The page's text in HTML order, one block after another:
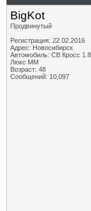
BigKot
Продвинутый
Регистрация: 22.02.2016
Адрес: Новосибирск
Автомобиль: СВ Кросс
Люкс ММ
Возраст: 48
Сообщений: 10,097